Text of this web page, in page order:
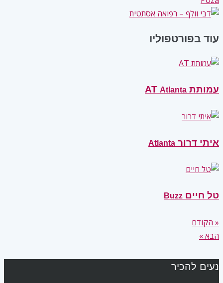
עוד בפורטפוליו
עמותת AT Atlanta
איתי דרור Atlanta
טל חיים Buzz
« הקודם
הבא »
נעים להכיר